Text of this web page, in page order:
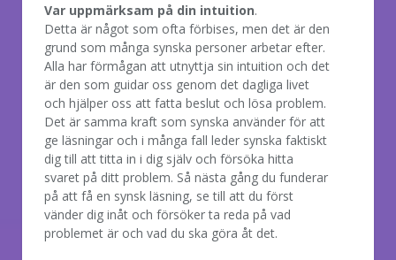
Var uppmärksam på din intuition.
Detta är något som ofta förbises, men det är den
grund som många synska personer arbetar efter.
Alla har förmågan att utnyttja sin intuition och det
är den som guidar oss genom det dagliga livet
och hjälper oss att fatta beslut och lösa problem.
Det är samma kraft som synska använder för att
ge läsningar och i många fall leder synska faktiskt
dig till att titta in i dig själv och försöka hitta
svaret på ditt problem. Så nästa gång du funderar
på att få en synsk läsning, se till att du först
vänder dig inåt och försöker ta reda på vad
problemet är och vad du ska göra åt det.